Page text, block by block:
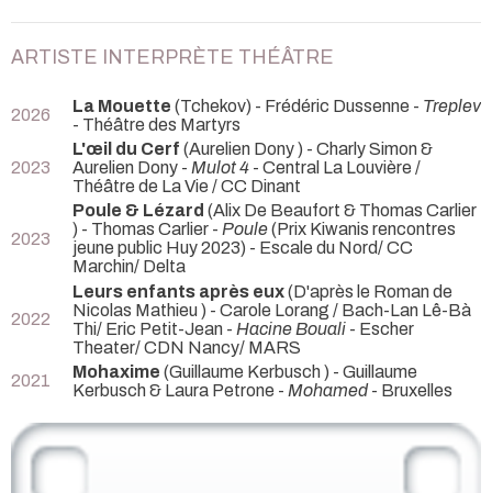
ARTISTE INTERPRÈTE THÉÂTRE
2026 La Mouette (Tchekov) - Frédéric Dussenne - Treplev
- Théâtre des Martyrs
2023
L'œil du Cerf (Aurelien Dony ) - Charly Simon &
Aurelien Dony - Mulot 4 - Central La Louvière /
Théâtre de La Vie / CC Dinant
2023
Poule & Lézard (Alix De Beaufort & Thomas Carlier
) - Thomas Carlier - Poule(Prix Kiwanis rencontres
jeune public Huy 2023) - Escale du Nord/ CC
Marchin/ Delta
2022
Leurs enfants après eux(D'après le Roman de
Nicolas Mathieu ) - Carole Lorang / Bach-Lan Lê-Bà
Thi/ Eric Petit-Jean - Hacine Bouali - Escher
Theater/ CDN Nancy/ MARS
2021
Mohaxime (Guillaume Kerbusch ) - Guillaume
Kerbusch & Laura Petrone - Mohamed- Bruxelles